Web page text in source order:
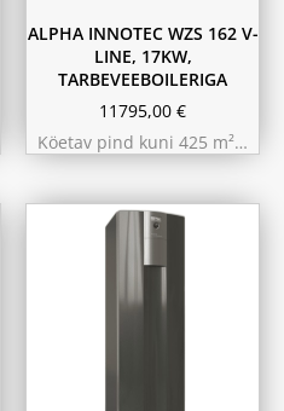
ALPHA INNOTEC WZS 162 V-
LINE, 17KW,
TARBEVEEBOILERIGA
11795,00 €
Köetav pind kuni 425 m²…